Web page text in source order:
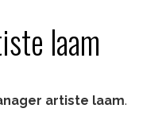
laam
artiste laam.